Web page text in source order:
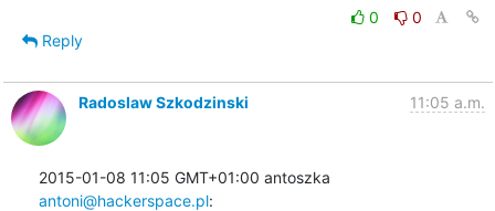
0
0
Reply
Radoslaw Szkodzinski 11:05 a.m.
antoni@hackerspace.pl: